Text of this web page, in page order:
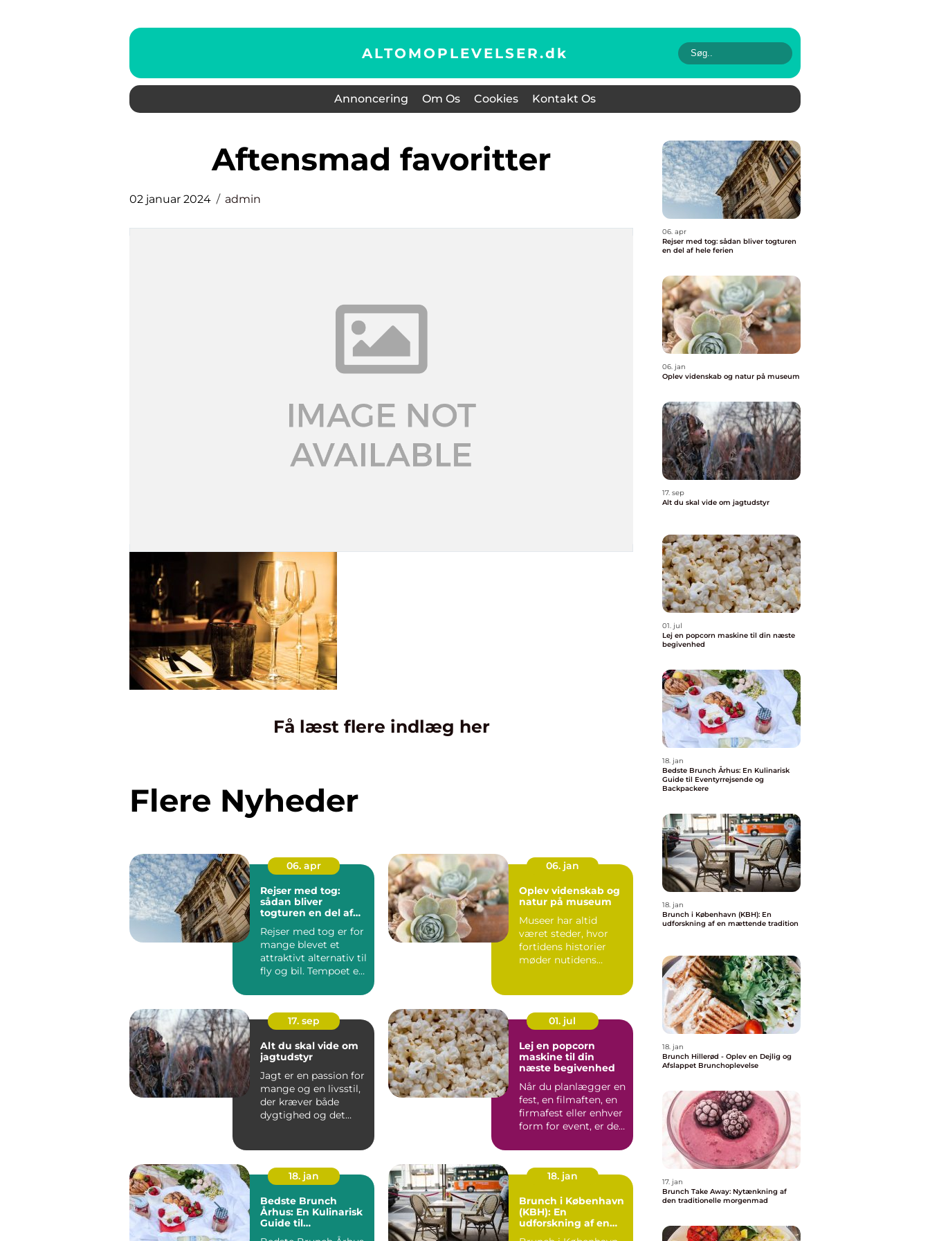
ALTOMOPLEVELSER.dk
Annoncering Om Os Cookies Kontakt Os
aftensmad favoritter
02 januar 2024 admin
Få læst flere indlæg her
Flere Nyheder
06. apr
Rejser med tog:
sådan bliver
togturen en del af
Rejser med tog er for
mange blevet et
attraktivt alternativ til
fly og bil. Tempoet er
06. jan
Oplev videnskab og
natur på museum
Museer har altid
været steder, hvor
fortidens historier
møder nutidens
17. sep
Alt du skal vide om
jagtudstyr
Jagt er en passion for
mange og en livsstil,
der kræver både
dygtighed og det
01. jul
Lej en popcorn
maskine til din
næste begivenhed
Når du planlægger en
fest, en filmaften, en
firmafest eller enhver
form for event, er det
18. jan
Bedste Brunch
Århus: En Kulinarisk
Guide til
Eventyrrejsende og
18. jan
Brunch i København
(KBH): En
udforskning af en
06. apr
Rejser med tog: sådan bliver togturen
en del af hele ferien
06. jan
Oplev videnskab og natur på museum
17. sep
Alt du skal vide om jagtudstyr
01. jul
Lej en popcorn maskine til din næste
begivenhed
18. jan
Bedste Brunch Århus: En Kulinarisk
Guide til Eventyrrejsende og
Backpackere
18. jan
Brunch i København (KBH): En
udforskning af en mættende tradition
18. jan
Brunch Hillerød - Oplev en Dejlig og
Afslappet Brunchoplevelse
17. jan
Brunch Take Away: Nytænkning af
den traditionelle morgenmad